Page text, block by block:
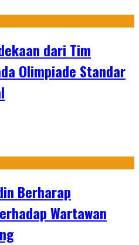
dari Tim
Olimpiade Standar
Berharap
Wartawan